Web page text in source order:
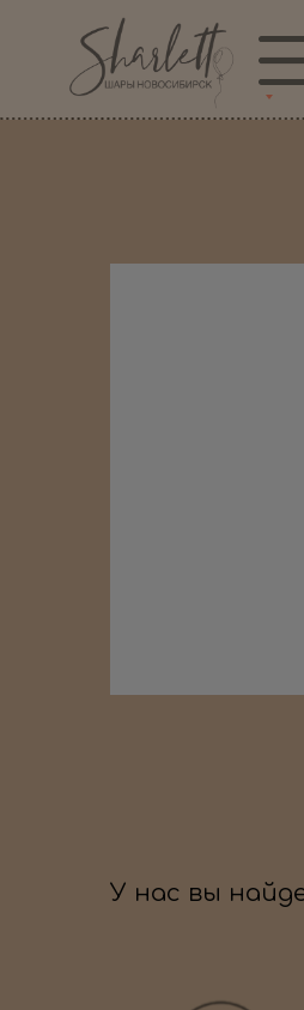
У нас вы